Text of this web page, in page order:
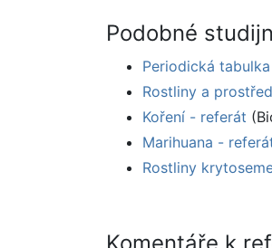
Podobné
Periodická
Rostliny a
Koření - referát
Marihuana -
Rostliny